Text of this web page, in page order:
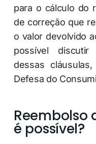
para o cálculo do
de correção que
o valor devolvido
possível discutir
dessas
Defesa do
Reembolso
é possível?